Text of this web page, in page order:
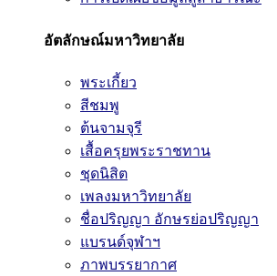
อัตลักษณ์มหาวิทยาลัย
พระเกี้ยว
สีชมพู
ต้นจามจุรี
เสื้อครุยพระราชทาน
ชุดนิสิต
เพลงมหาวิทยาลัย
ชื่อปริญญา อักษรย่อปริญญา
แบรนด์จุฬาฯ
ภาพบรรยากาศ